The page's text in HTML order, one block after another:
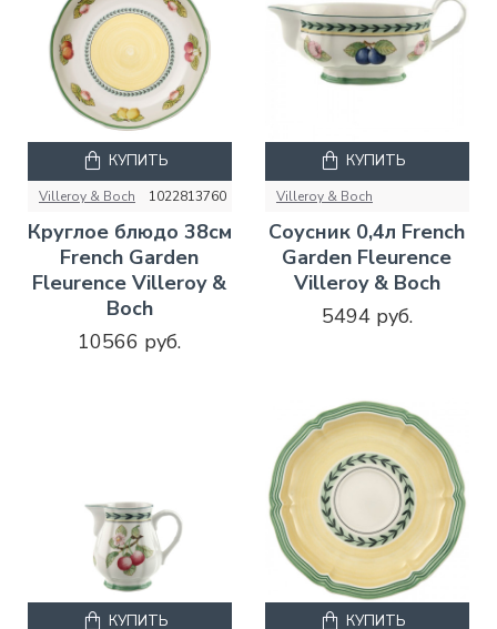
Villeroy & Boch 1022813760
Круглое блюдо 38см
French Garden
Fleurence Villeroy &
Boch
10566 руб.
КУПИТЬ
Villeroy & Boch
Соусник 0,4л French
Garden Fleurence
Villeroy & Boch
5494 руб.
КУПИТЬ
КУПИТЬ КУПИТЬ